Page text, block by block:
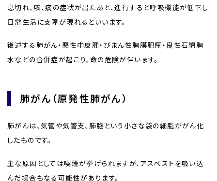
息切れ、咳、痰の症状が出たあと、進行すると呼吸機能が低下し
日常生活に支障が現れるといいます。
後述する肺がん・悪性中皮腫・びまん性胸膜肥厚・良性石綿胸
水などの合併症が起こり、命の危険が伴います。
肺がん（原発性肺がん）
肺がんは、気管や気管支、肺胞という小さな袋の細胞ががん化
したものです。
主な原因としては喫煙が挙げられますが、アスベストを吸い込
んだ場合もなる可能性があります。